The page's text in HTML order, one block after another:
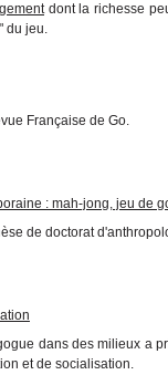
dont la richesse
du jeu.
Française de Go.
: mah-jong, jeu de
de doctorat
dans des milieux a
et de socialisation.